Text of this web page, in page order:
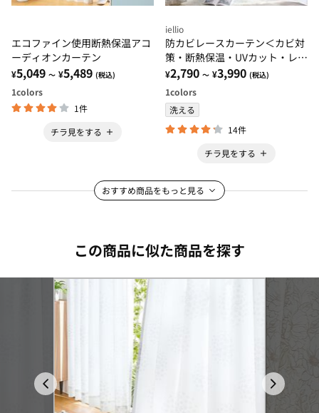
エコファイン使用断熱保温アコ
ーディオンカーテン
¥5,049 ～ ¥5,489 (税込)
1colors
1件
チラ見をする
iellio
防カビレースカーテン＜カビ対
策・断熱保温・UVカット・レー
スカーテン・２枚組・洗える・
見えにくい・省エネ対策・節
電・梅雨＞
¥2,790 ～ ¥3,990 (税込)
1colors
洗える
14件
チラ見をする
おすすめ商品をもっと見る
この商品に似た商品を探す